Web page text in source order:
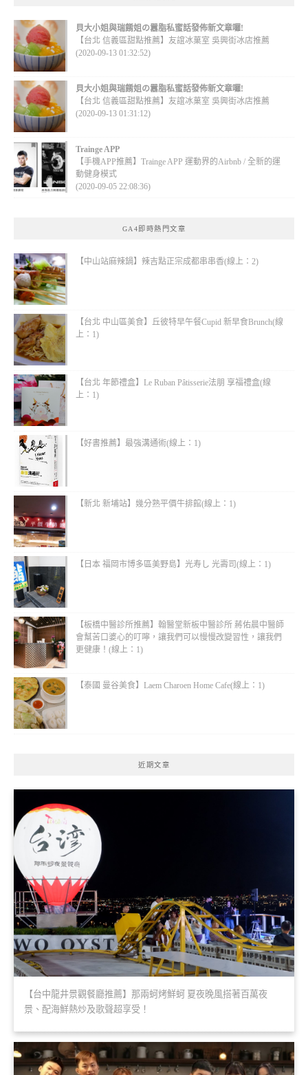
貝大小姐與瑞餚姐の囂脂私蜜話發佈新文章囉!
【台北 信義區甜點推薦】友誼冰菓室 吳興街冰店推薦
(2020-09-13 01:32:52)
貝大小姐與瑞餚姐の囂脂私蜜話發佈新文章囉!
【台北 信義區甜點推薦】友誼冰菓室 吳興街冰店推薦
(2020-09-13 01:31:12)
Trainge APP
【手機APP推薦】Trainge APP 運動界的Airbnb / 全新的運
動健身模式
(2020-09-05 22:08:36)
GA4即時熱門文章
【中山站麻辣鍋】辣吉點正宗成都串串香(線上：2)
【台北 中山區美食】丘彼特早午餐Cupid 新早食Brunch(線
上：1)
【台北 年節禮盒】Le Ruban Pâtisserie法朋 享福禮盒(線
上：1)
【好書推薦】最強溝通術(線上：1)
【新北 新埔站】幾分熟平價牛排館(線上：1)
【日本 福岡市博多區美野島】光寿し 光壽司(線上：1)
【板橋中醫診所推薦】翰醫堂新板中醫診所 蔣佑晨中醫師
會幫苦口婆心的叮嚀，讓我們可以慢慢改變習性，讓我們
更健康！(線上：1)
【泰國 曼谷美食】Laem Charoen Home Cafe(線上：1)
近期文章
【台中龍井景觀餐廳推薦】那兩蚵烤鮮蚵 夏夜晚風搭著百萬夜
景、配海鮮熱炒及歌聲超享受！